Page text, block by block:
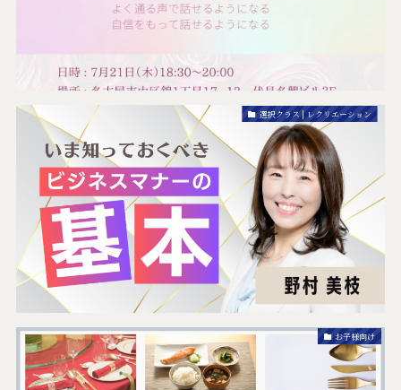
選択クラス | レクリエーション
お子様向け